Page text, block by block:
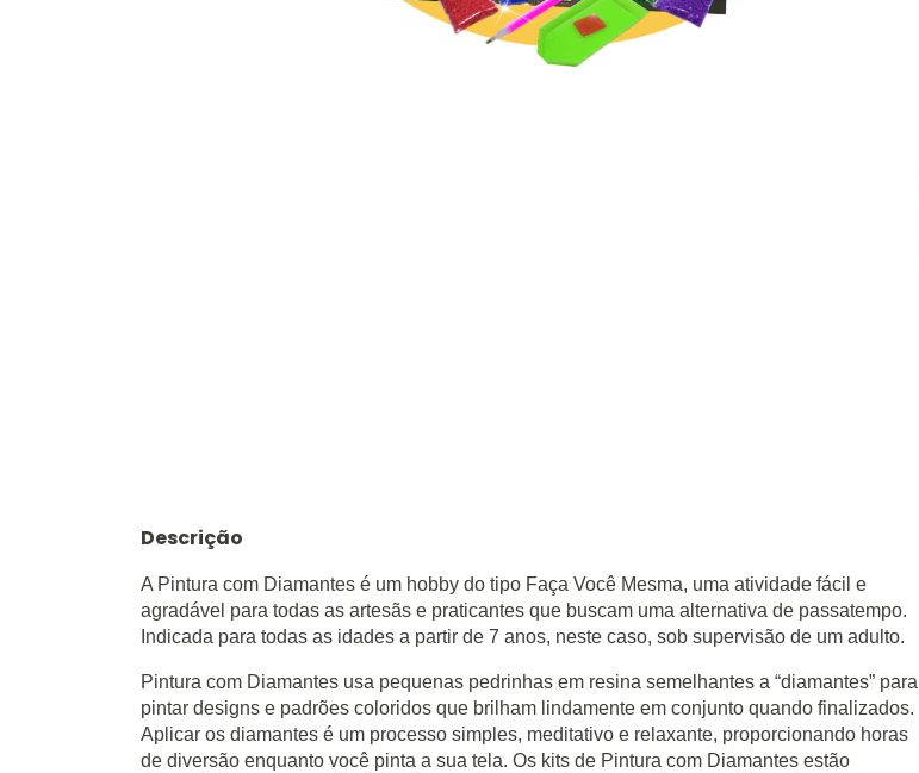
Descrição
A Pintura com Diamantes é um hobby do tipo Faça Você Mesma, uma atividade fácil e
agradável para todas as artesãs e praticantes que buscam uma alternativa de passatempo.
Indicada para todas as idades a partir de 7 anos, neste caso, sob supervisão de um adulto.
Pintura com Diamantes usa pequenas pedrinhas em resina semelhantes a “diamantes” para
pintar designs e padrões coloridos que brilham lindamente em conjunto quando finalizados.
Aplicar os diamantes é um processo simples, meditativo e relaxante, proporcionando horas
de diversão enquanto você pinta a sua tela. Os kits de Pintura com Diamantes estão